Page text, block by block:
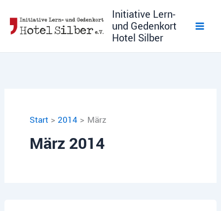
Inhalt
springen
Initiative Lern-
und Gedenkort
Hotel Silber
Start 2014 März
März 2014